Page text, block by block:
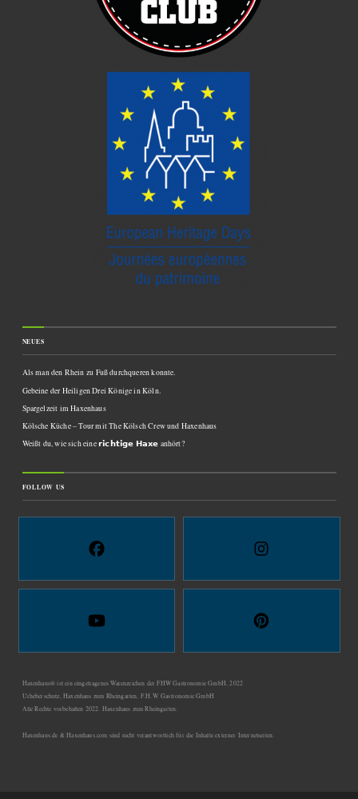
NEUES
Als man den Rhein zu Fuß durchqueren konnte.
Gebeine der Heiligen Drei Könige in Köln.
Spargelzeit im Haxenhaus
Kölsche Küche – Tour mit The Kölsch Crew und Haxenhaus
Weißt du, wie sich eine 𝗿𝗶𝗰𝗵𝘁𝗶𝗴𝗲 𝗛𝗮𝘅𝗲 anhört?
FOLLOW US
Haxenhaus® ist ein eingetragenes Warenzeichen der FHW Gastronomie GmbH, 2022
Urheberschutz, Haxenhaus zum Rheingarten, F.H.W. Gastronomie GmbH
Alle Rechte vorbehalten 2022. Haxenhaus zum Rheingarten.
Haxenhaus.de & Haxenhaus.com sind nicht verantwortlich für die Inhalte externer Internetseiten.